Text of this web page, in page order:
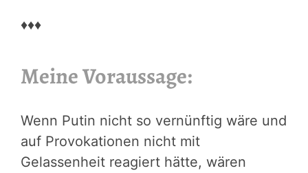
♦♦♦
Meine Voraussage:
Wenn Putin nicht so vernünftig wäre und
auf Provokationen nicht mit
Gelassenheit reagiert hätte, wären